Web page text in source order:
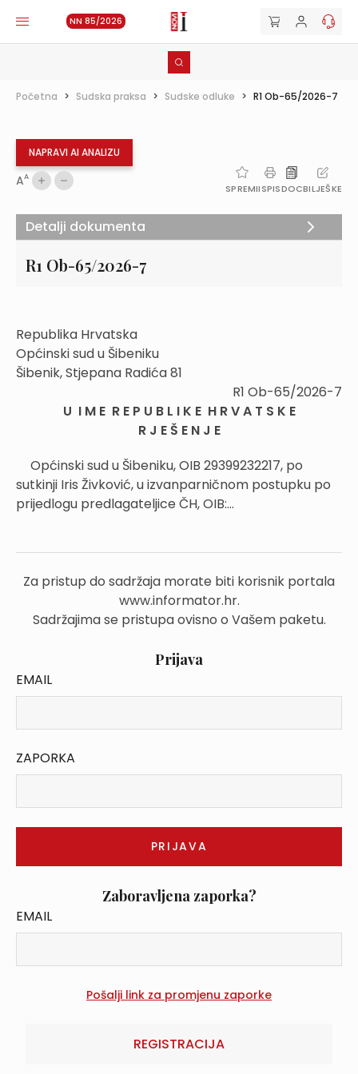
NN 85/2026
Početna > Sudska praksa > Sudske odluke > R1 Ob-65/2026-7
NAPRAVI AI ANALIZU
AA
SPREMIISPISDOCBILJEŠKE
R1 Ob-65/2026-7
Republika Hrvatska
Općinski sud u Šibeniku
Šibenik, Stjepana Radića 81
R1 Ob-65/2026-7
U I M E R E P U B L I K E H R V A T S K E
R J E Š E N J E
Općinski sud u Šibeniku, OIB 29399232217, po
sutkinji Iris Živković, u izvanparničnom postupku po
prijedlogu predlagateljice ČH, OIB:...
Za pristup do sadržaja morate biti korisnik portala
www.informator.hr.
Sadržajima se pristupa ovisno o Vašem paketu.
Prijava
EMAIL
ZAPORKA
Zaboravljena zaporka?
EMAIL
REGISTRACIJA
Detalji dokumenta